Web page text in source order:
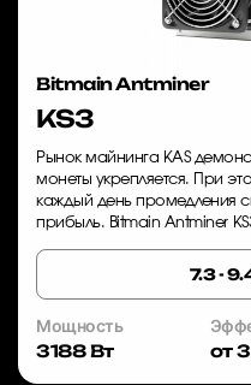
Bitmain Antminer
KS3
Рынок майнинга KAS
монеты укрепляется. При
каждый день промедления
прибыль. Bitmain Antminer
7.3 -
Мощность
3188 Вт
от